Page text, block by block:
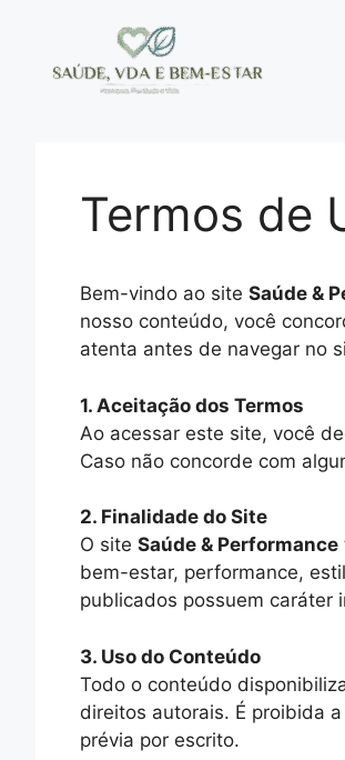
Termos de
Bem-vindo ao site Saúde &
nosso conteúdo, você
atenta antes de navegar no
1. Aceitação dos Termos
Ao acessar este site, você
Caso não concorde com
2. Finalidade do Site
O site Saúde & Performance
bem-estar, performance,
publicados possuem caráter
3. Uso do Conteúdo
Todo o conteúdo
direitos autorais. É proibida
prévia por escrito.